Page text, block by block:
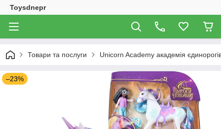
Toysdnepr
Товари та послуги Unicorn Academy академія
–23%